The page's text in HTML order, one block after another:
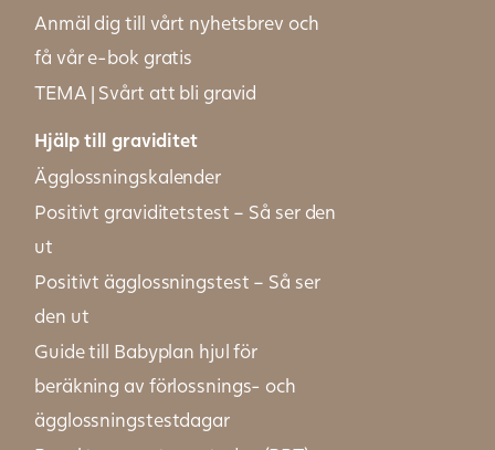
Anmäl dig till vårt nyhetsbrev och
få vår e-bok gratis
TEMA | Svårt att bli gravid
Hjälp till graviditet
Ägglossningskalender
Positivt graviditetstest – Så ser den
ut
Positivt ägglossningstest – Så ser
den ut
Guide till Babyplan hjul för
beräkning av förlossnings- och
ägglossningstestdagar